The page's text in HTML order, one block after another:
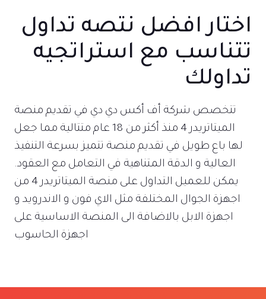
اختار افضل نتصه تداول
تتناسب مع استراتجيه
تداولك
تتخصص شركة أف أكس دي دي في تقديم منصة
الميتاتريدر 4 منذ أكثر من 18 عام متتالية مما جعل
لها باع طويل في تقديم منصة تتميز بسرعة التنفيذ
العالية و الدقة المتناهية في التعامل مع العقود.
يمكن للعميل التداول على منصة الميتاتريدر 4 من
اجهزة الجوال المختلفة مثل الاي فون و الاندرويد و
اجهزة الابل بالاضافة الى المنصة الاساسية على
اجهزة الحاسوب